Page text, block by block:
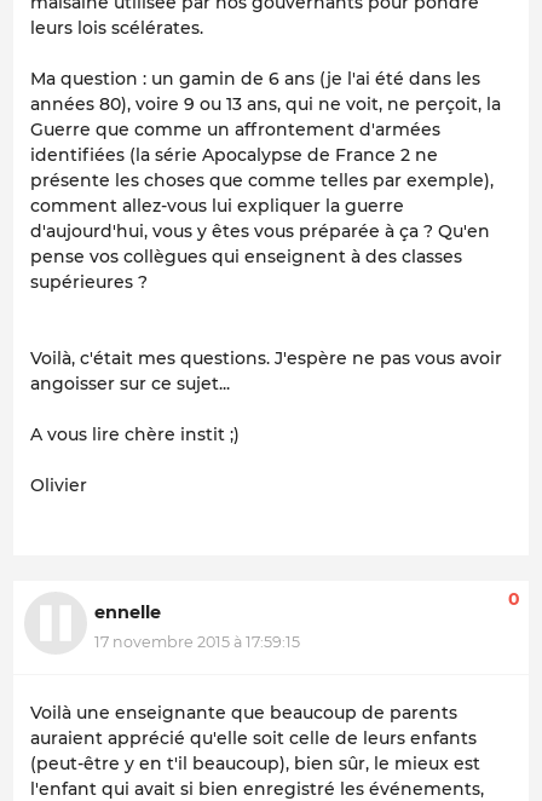
leurs lois scélérates.
Ma question : un gamin de 6 ans (je l'ai été dans les
années 80), voire 9 ou 13 ans, qui ne voit, ne perçoit, la
Guerre que comme un affrontement d'armées
identifiées (la série Apocalypse de France 2 ne
présente les choses que comme telles par exemple),
comment allez-vous lui expliquer la guerre
d'aujourd'hui, vous y êtes vous préparée à ça ? Qu'en
pense vos collègues qui enseignent à des classes
supérieures ?
Voilà, c'était mes questions. J'espère ne pas vous avoir
angoisser sur ce sujet...
A vous lire chère instit ;)
Olivier
ennelle
17 novembre 2015 à 17:59:15
0
Voilà une enseignante que beaucoup de parents
auraient apprécié qu'elle soit celle de leurs enfants
(peut-être y en t'il beaucoup), bien sûr, le mieux est
l'enfant qui avait si bien enregistré les événements,